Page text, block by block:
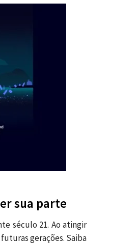
sua parte
século 21. Ao atingir
gerações. Saiba